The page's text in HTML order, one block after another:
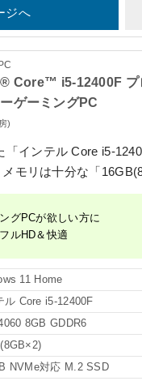
ジへ
Core™ i5-12400F プ
ゲーミングPC
)
「インテル Core i5-
メモリは十分な 「
グPCが欲しい方に
ルHD＆快適
11 Home
ル Core i5-12400F
8GB GDDR6
NVMe対応 M.2 SSD